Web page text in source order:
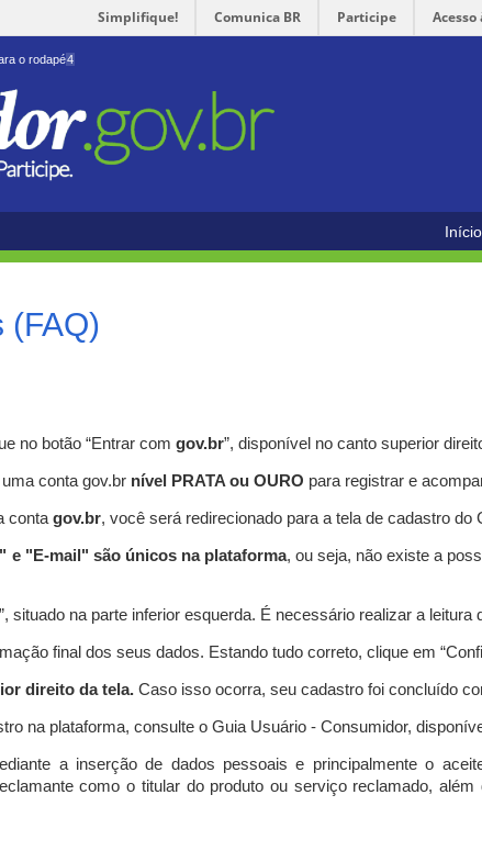
Simplifique! Comunica BR Participe
o rodapé4
Início
(FAQ)
no botão “Entrar com gov.br”, disponível no canto superior
conta gov.br nível PRATA ou OURO para registrar e
conta gov.br, você será redirecionado para a tela de cadastro do
e "E-mail" são únicos na plataforma, ou seja, não existe a
situado na parte inferior esquerda. É necessário realizar a leitura
final dos seus dados. Estando tudo correto, clique em
direito da tela. Caso isso ocorra, seu cadastro foi concluído
na plataforma, consulte o Guia Usuário - Consumidor,
a inserção de dados pessoais e principalmente o
como o titular do produto ou serviço reclamado,